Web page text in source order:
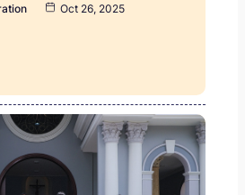
Oct 26, 2025